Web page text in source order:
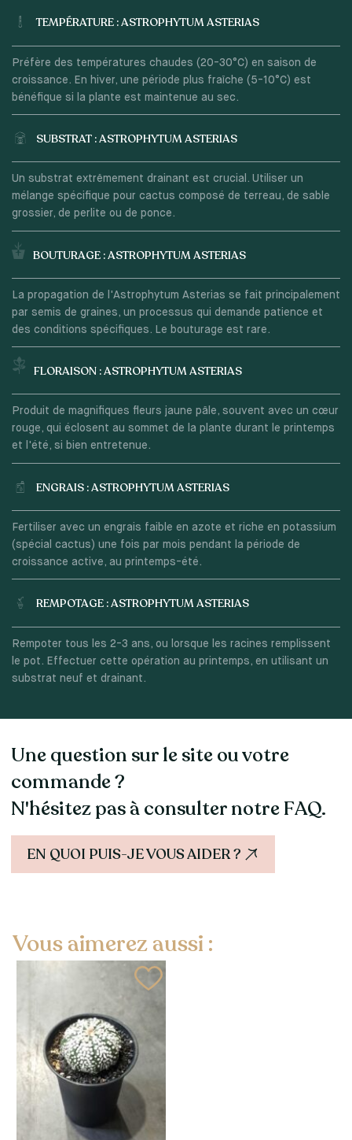
TEMPÉRATURE : ASTROPHYTUM ASTERIAS
Préfère des températures chaudes (20-30°C) en saison de
croissance. En hiver, une période plus fraîche (5-10°C) est
bénéfique si la plante est maintenue au sec.
SUBSTRAT : ASTROPHYTUM ASTERIAS
Un substrat extrêmement drainant est crucial. Utiliser un
mélange spécifique pour cactus composé de terreau, de sable
grossier, de perlite ou de ponce.
BOUTURAGE : ASTROPHYTUM ASTERIAS
La propagation de l'Astrophytum Asterias se fait principalement
par semis de graines, un processus qui demande patience et
des conditions spécifiques. Le bouturage est rare.
FLORAISON : ASTROPHYTUM ASTERIAS
Produit de magnifiques fleurs jaune pâle, souvent avec un cœur
rouge, qui éclosent au sommet de la plante durant le printemps
et l'été, si bien entretenue.
ENGRAIS : ASTROPHYTUM ASTERIAS
Fertiliser avec un engrais faible en azote et riche en potassium
(spécial cactus) une fois par mois pendant la période de
croissance active, au printemps-été.
REMPOTAGE : ASTROPHYTUM ASTERIAS
Rempoter tous les 2-3 ans, ou lorsque les racines remplissent
le pot. Effectuer cette opération au printemps, en utilisant un
substrat neuf et drainant.
Une question sur le site ou votre
commande ?
N'hésitez pas à consulter notre FAQ.
EN QUOI PUIS-JE VOUS AIDER ?
Vous aimerez aussi :